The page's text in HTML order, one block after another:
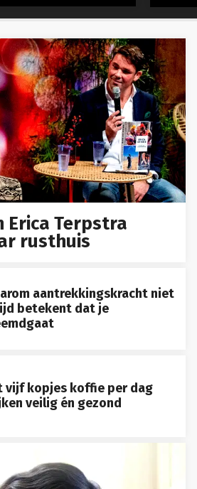
Erica Terpstra
rusthuis
aantrekkingskracht niet
betekent dat je
vijf kopjes koffie per dag
veilig én gezond